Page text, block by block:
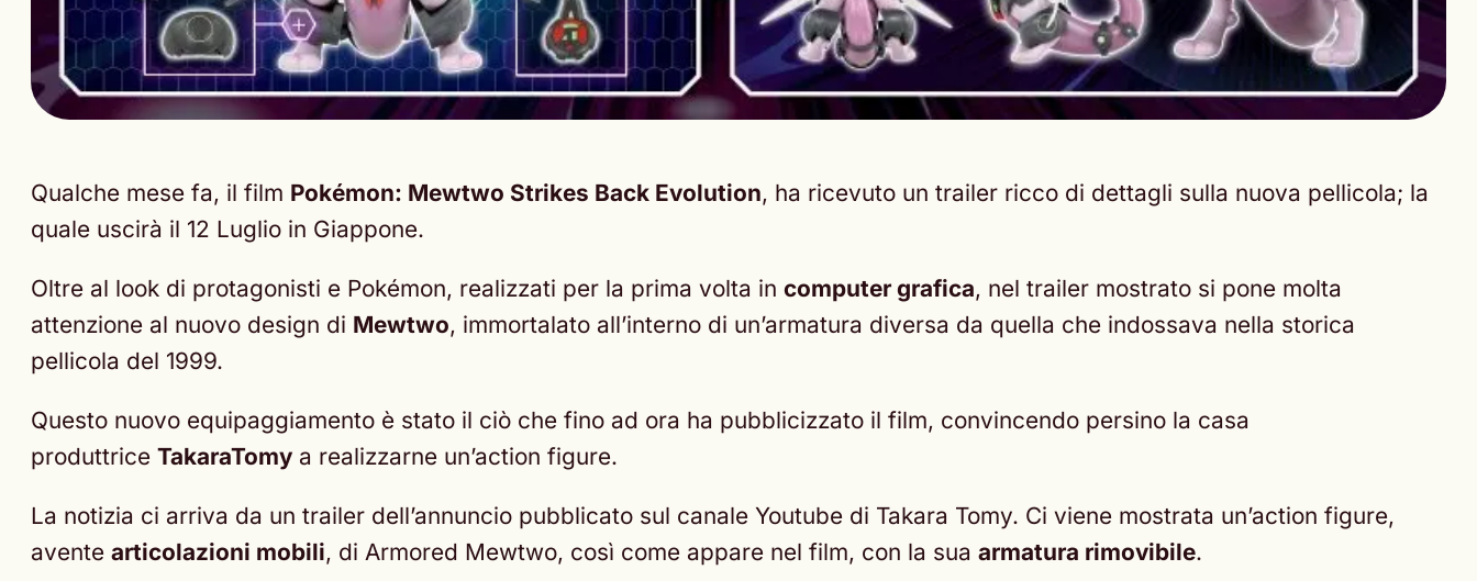
Qualche mese fa, il film Pokémon: Mewtwo Strikes Back Evolution, ha ricevuto un trailer ricco di dettagli sulla nuova pellicola; la
quale uscirà il 12 Luglio in Giappone.
Oltre al look di protagonisti e Pokémon, realizzati per la prima volta in computer grafica, nel trailer mostrato si pone molta
attenzione al nuovo design di Mewtwo, immortalato all’interno di un’armatura diversa da quella che indossava nella storica
pellicola del 1999.
Questo nuovo equipaggiamento è stato il ciò che fino ad ora ha pubblicizzato il film, convincendo persino la casa
produttrice TakaraTomy a realizzarne un’action figure.
La notizia ci arriva da un trailer dell’annuncio pubblicato sul canale Youtube di Takara Tomy. Ci viene mostrata un’action figure,
avente articolazioni mobili, di Armored Mewtwo, così come appare nel film, con la sua armatura rimovibile.